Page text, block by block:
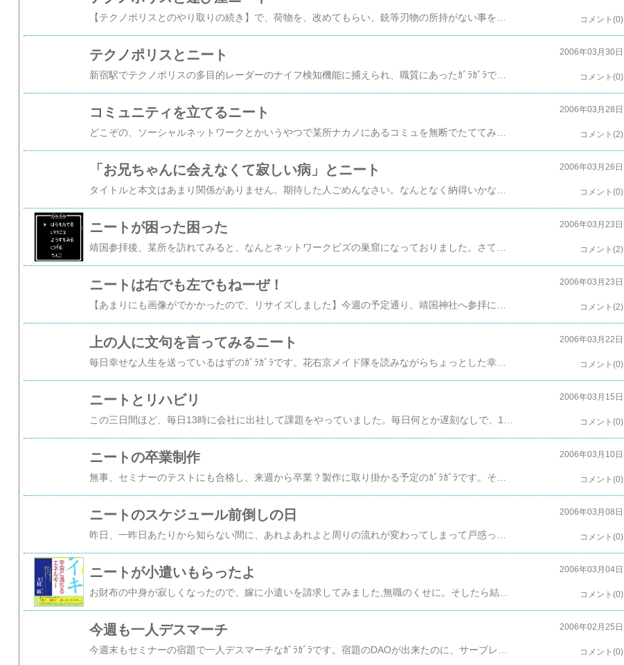
コメント(0)
テクノポリスとニート
新宿駅でテクノポリスの多目的レーダーのナイフ検知機能に捕えられ、職質にあったｶﾞﾗｶﾞﾗです。しかし、多目的すぎだ。警官:新宿近辺でナイフでの傷害事件があったので、荷物を見せてもらっていいですか？俺:どうぞ。警官:お仕事帰りですか？俺:いいえ、六時までにクスリを取りにいかなければならないのです。警官:では、お荷物拝見します。続く
2006年03月30日
コメント(0)
コミュニティを立てるニート 2006年03月28日
コメント(2)
「お兄ちゃんに会えなくて寂しい病」とニート 2006年03月26日
コメント(0)
ニートが困った困った 2006年03月23日
コメント(2)
ニートは右でも左でもねーぜ！ 2006年03月23日
コメント(2)
上の人に文句を言ってみるニート
毎日幸せな人生を送っているはずのｶﾞﾗｶﾞﾗです。花右京メイド隊を読みながらちょっとした幸せを味わっています。ちょっとふに落ちない事が一つだけあって、上の人に二日続けて文句を言ってみました。そしたら、また夢を見た。水木しげる風の夢。【グロ注意】覚えている分だけ書き出すと、・タン壷の様な入れ物に、何かの目玉みたいな物を漬けて、商品化する仕事をしている。(何かすると、目玉は青く発光する。イメージはココ)・いつの時代だかわからないのだが、戦後の闇市のような場所を散策する。何かって言うと、死んでる人間がいたり、廃棄された食品から、蛆がわいている。・でも、近代化された西洋風の本屋があって、「星の王子様」だか「ゲド戦記」の文庫版を買ってみたりもする。洋服屋みたいなところにも行って見たなぁ。今回は希望的、および萌えな要素は何もなし。ひどい寝汗で目が覚めました。何の挑戦だ、上の人。
2006年03月22日
コメント(0)
ニートとリハビリ 2006年03月15日
コメント(0)
ニートの卒業制作 2006年03月10日
コメント(0)
ニートのスケジュール前倒しの日 2006年03月08日
コメント(0)
ニートが小遣いもらったよ 2006年03月04日
コメント(0)
今週も一人デスマーチ 2006年02月25日
コメント(0)